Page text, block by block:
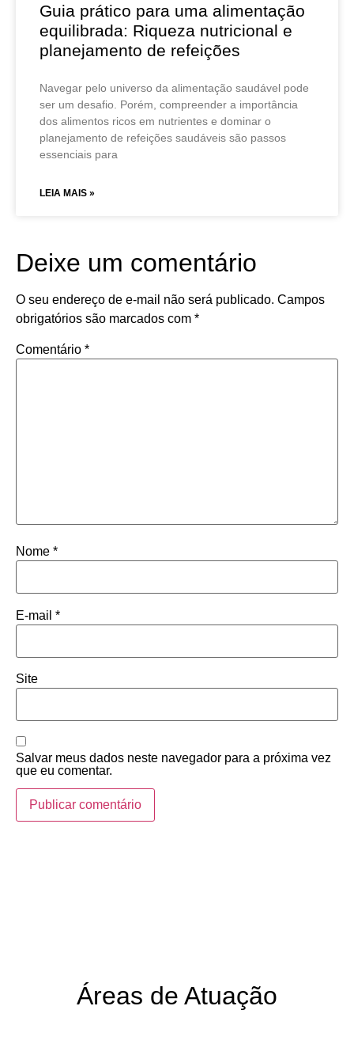
Guia prático para uma alimentação
equilibrada: Riqueza nutricional e
planejamento de refeições
Navegar pelo universo da alimentação saudável pode
ser um desafio. Porém, compreender a importância
dos alimentos ricos em nutrientes e dominar o
planejamento de refeições saudáveis são passos
essenciais para
LEIA MAIS »
Deixe um comentário
O seu endereço de e-mail não será publicado. Campos
obrigatórios são marcados com *
Comentário *
Nome *
E-mail *
Site
Salvar meus dados neste navegador para a próxima vez
que eu comentar.
Áreas de Atuação